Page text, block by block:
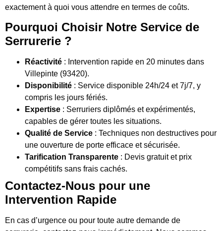
exactement à quoi vous attendre en termes de coûts.
Pourquoi Choisir Notre Service de
Serrurerie ?
Réactivité : Intervention rapide en 20 minutes dans
Villepinte (93420).
Disponibilité : Service disponible 24h/24 et 7j/7, y
compris les jours fériés.
Expertise : Serruriers diplômés et expérimentés,
capables de gérer toutes les situations.
Qualité de Service : Techniques non destructives pour
une ouverture de porte efficace et sécurisée.
Tarification Transparente : Devis gratuit et prix
compétitifs sans frais cachés.
Contactez-Nous pour une
Intervention Rapide
En cas d’urgence ou pour toute autre demande de